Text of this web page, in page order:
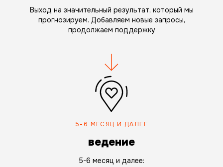
Выход на значительный результат, который мы
прогнозируем. Добавляем новые запросы,
продолжаем поддержку
5-6 МЕСЯЦ И ДАЛЕЕ
ведение
5-6 месяц и далее: